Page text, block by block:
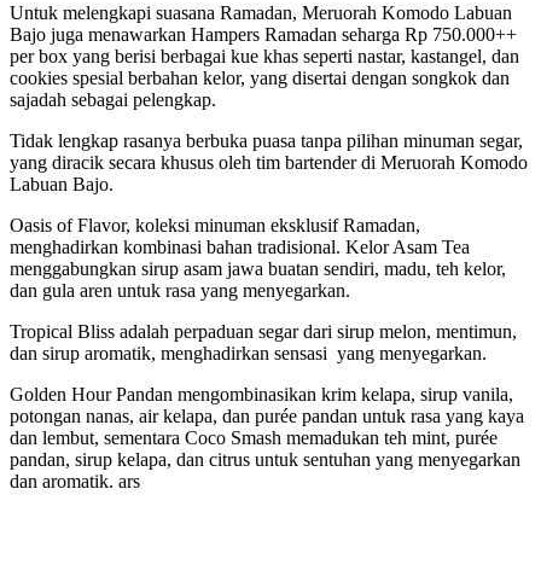
Untuk melengkapi suasana Ramadan, Meruorah Komodo Labuan
Bajo juga menawarkan Hampers Ramadan seharga Rp 750.000++
per box yang berisi berbagai kue khas seperti nastar, kastangel, dan
cookies spesial berbahan kelor, yang disertai dengan songkok dan
sajadah sebagai pelengkap.
Tidak lengkap rasanya berbuka puasa tanpa pilihan minuman segar,
yang diracik secara khusus oleh tim bartender di Meruorah Komodo
Labuan Bajo.
Oasis of Flavor, koleksi minuman eksklusif Ramadan,
menghadirkan kombinasi bahan tradisional. Kelor Asam Tea
menggabungkan sirup asam jawa buatan sendiri, madu, teh kelor,
dan gula aren untuk rasa yang menyegarkan.
Tropical Bliss adalah perpaduan segar dari sirup melon, mentimun,
dan sirup aromatik, menghadirkan sensasi yang menyegarkan.
Golden Hour Pandan mengombinasikan krim kelapa, sirup vanila,
potongan nanas, air kelapa, dan purée pandan untuk rasa yang kaya
dan lembut, sementara Coco Smash memadukan teh mint, purée
pandan, sirup kelapa, dan citrus untuk sentuhan yang menyegarkan
dan aromatik. ars